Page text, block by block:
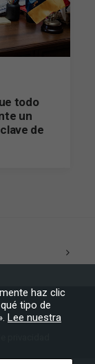
todo
un
de
haz clic
tipo de
Lee nuestra